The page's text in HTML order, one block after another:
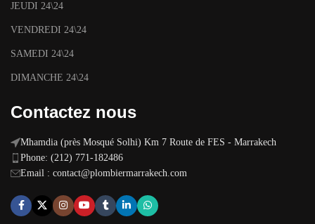
JEUDI 24\24
VENDREDI 24\24
SAMEDI 24\24
DIMANCHE 24\24
Contactez nous
Mhamdia (près Mosqué Solhi) Km 7 Route de FES - Marrakech
Phone: (212) 771-182486
Email : contact@plombiermarrakech.com